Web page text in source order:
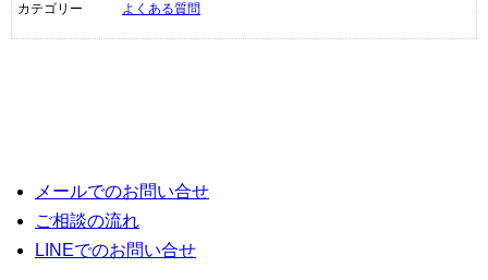
カテゴリー よくある質問
メールでのお問い合せ
ご相談の流れ
LINEでのお問い合せ